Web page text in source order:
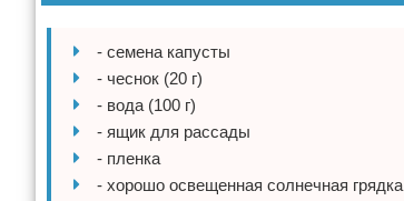
Безопасность
Стройматериалы
Разное
- семена капусты
- чеснок (20 г)
- вода (100 г)
- ящик для рассады
- пленка
- хорошо освещенная солнечная грядка